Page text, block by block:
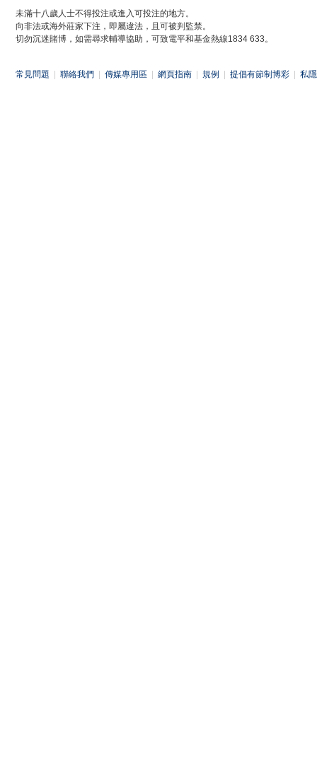
未滿十八歲人士不得投注或進入可投注的地方。
向非法或海外莊家下注，即屬違法，且可被判監禁。
切勿沉迷賭博，如需尋求輔導協助，可致電平和基金熱線1834 633。
常見問題 聯絡我們 傳媒專用區 網頁指南 規例 提倡有節制博彩 私